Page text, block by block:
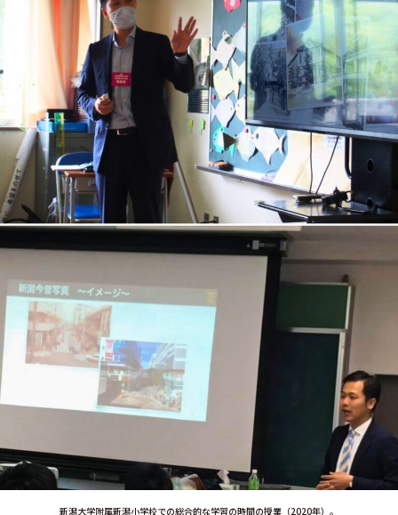
新潟大学附属新潟小学校での総合的な学習の時間の授業（2020年）。